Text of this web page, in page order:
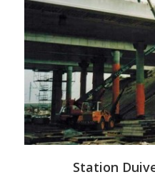
Station